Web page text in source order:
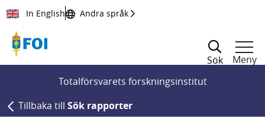
Till innehållet
In English Andra språk
Sök
Meny
Totalförsvarets forskningsinstitut
Tillbaka till Sök rapporter